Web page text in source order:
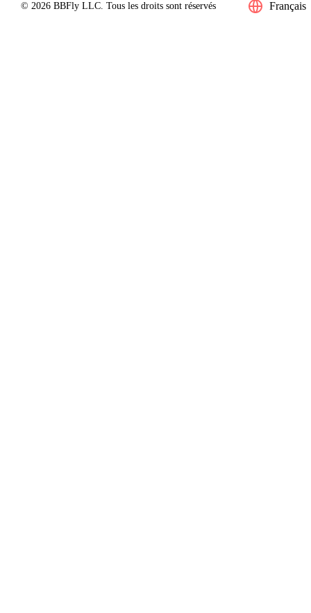
© 2026 BBFly LLC. Tous les droits sont réservés Français